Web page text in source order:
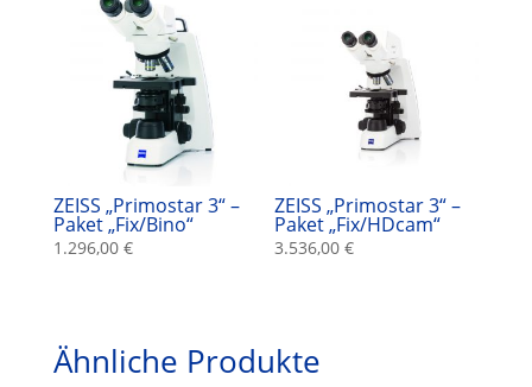
ZEISS „Primostar 3“ –
Paket „Fix/Bino“
1.296,00 €
ZEISS „Primostar 3“ –
Paket „Fix/HDcam“
3.536,00€
Ähnliche Produkte